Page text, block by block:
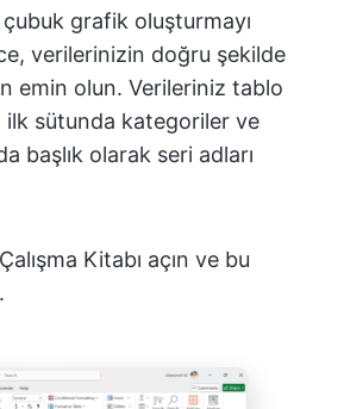
çubuk grafik oluşturmayı
verilerinizin doğru şekilde
emin olun. Verileriniz tablo
ilk sütunda kategoriler ve
başlık olarak seri adları
Kitabı açın ve bu